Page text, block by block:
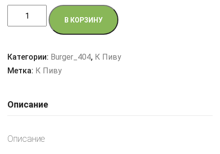
Количество
товара
DIN
CARNE
В КОРЗИНУ
Категории: Burger_404, К Пиву
Метка: К Пиву
Описание
Описание